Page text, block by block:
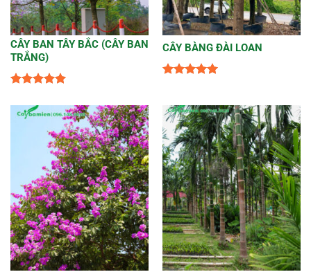
CÂY BAN TÂY BẮC (CÂY BAN
TRẮNG)
hạng55
sao
CÂY BÀNG ĐÀI LOAN
sao